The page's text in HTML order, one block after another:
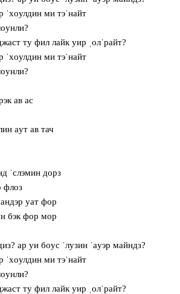
ˈхoулдин ми тэˈнайт
ту фил лайк уир ˌолˈрайт?
ˈхoулдин ми тэˈнайт
ав ас
aут ав тач
ˈслэмин дорз
флоз
уат фор
бэк фор мор
ар уи бoус ˈлузин ˈaуэр майндз?
ˈхoулдин ми тэˈнайт
ту фил лайк уир ˌолˈрайт?